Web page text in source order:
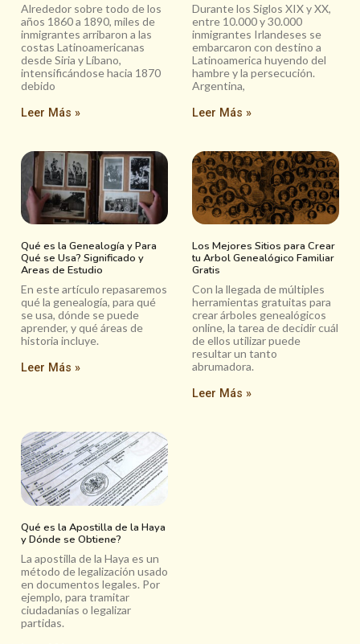
Alrededor sobre todo de los
años 1860 a 1890, miles de
inmigrantes arribaron a las
costas Latinoamericanas
desde Siria y Líbano,
intensificándose hacia 1870
debido
Leer Más »
Durante los Siglos XIX y XX,
entre 10.000 y 30.000
inmigrantes Irlandeses se
embarcaron con destino a
Latinoamerica huyendo del
hambre y la persecución.
Argentina,
Leer Más »
Qué es la Genealogía y Para
Qué se Usa? Significado y
Areas de Estudio
En este artículo repasaremos
qué la genealogía, para qué
se usa, dónde se puede
aprender, y qué áreas de
historia incluye.
Leer Más »
Los Mejores Sitios para Crear
tu Arbol Genealógico Familiar
Gratis
Con la llegada de múltiples
herramientas gratuitas para
crear árboles genealógicos
online, la tarea de decidir cuál
de ellos utilizar puede
resultar un tanto
abrumadora.
Leer Más »
Qué es la Apostilla de la Haya
y Dónde se Obtiene?
La apostilla de la Haya es un
método de legalización usado
en documentos legales. Por
ejemplo, para tramitar
ciudadanías o legalizar
partidas.